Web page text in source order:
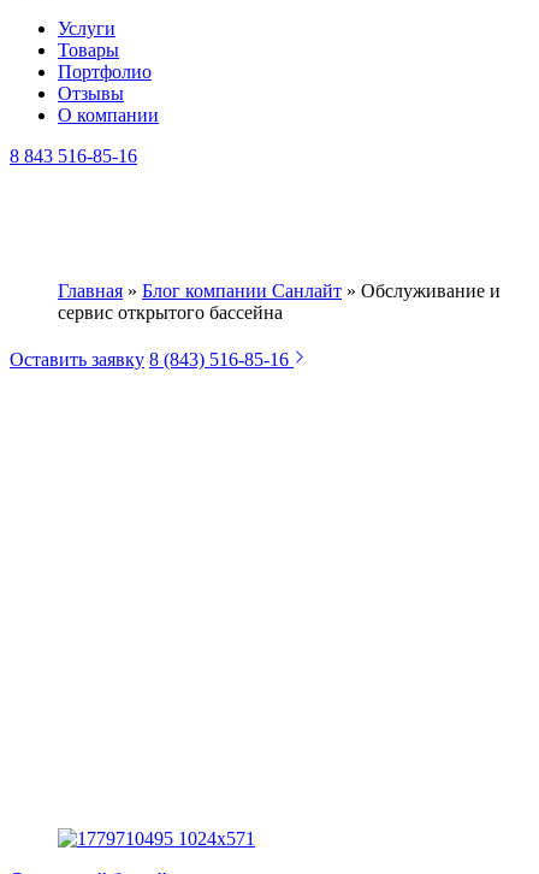
Услуги
Товары
Портфолио
Отзывы
О компании
8 843 516-85-16
Главная » Блог компании Санлайт » Обслуживание и
сервис открытого бассейна
Оставить заявку 8 (843) 516-85-16